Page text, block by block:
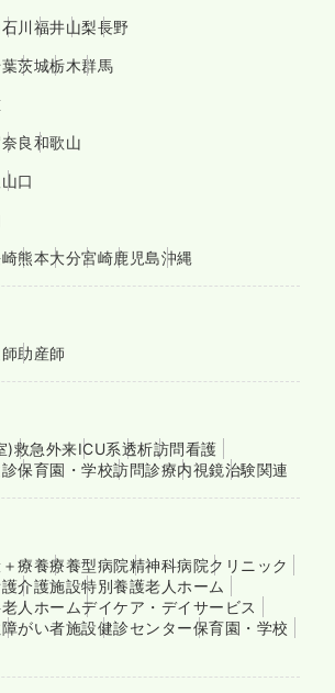
石川福井山梨長野
茨城栃木群馬
奈良和歌山
山口
熊本大分宮崎鹿児島沖縄
助産師
)救急外来ICU系透析訪問看護
保育園・学校訪問診療内視鏡治験関連
療養療養型病院精神科病院クリニック
介護施設特別養護老人ホーム
人ホームデイケア・デイサービス
障がい者施設健診センター保育園・学校